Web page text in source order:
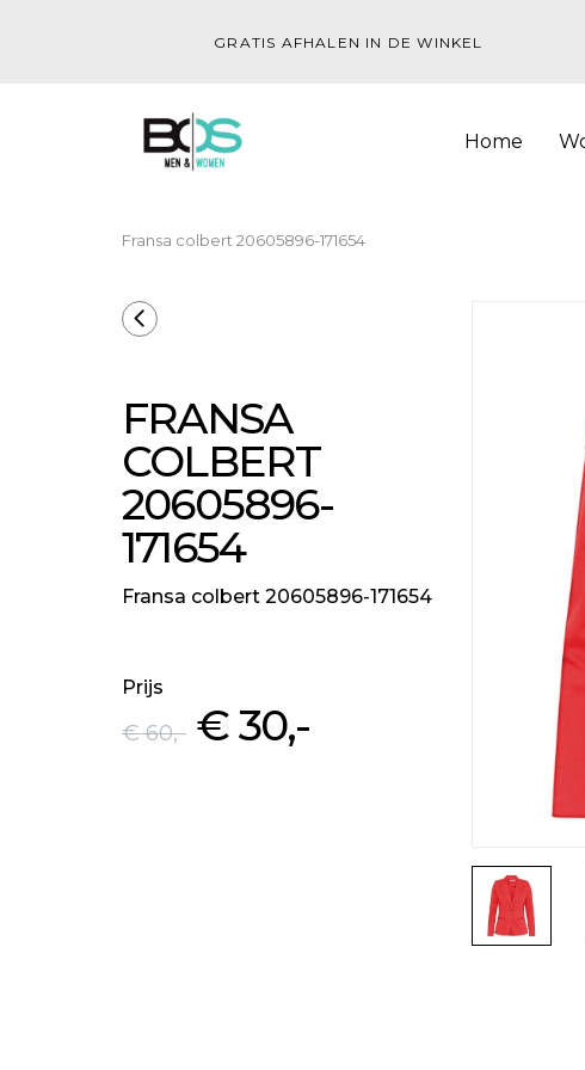
GRATIS AFHALEN IN DE WINKEL
Home
Fransa colbert 20605896-171654
FRANSA
COLBERT
20605896-
171654
Fransa colbert 20605896-171654
Prijs
€ 60,- € 30,-